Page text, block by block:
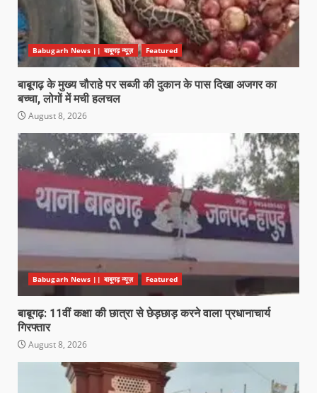
Babugarh News || बाबूगढ़ न्यूज़ Featured
बाबूगढ़ के मुख्य चौराहे पर सब्जी की दुकान के पास दिखा अजगर का
बच्चा, लोगों में मची हलचल
August 8, 2026
Babugarh News || बाबूगढ़ न्यूज़ Featured
बाबूगढ़: 11वीं कक्षा की छात्रा से छेड़छाड़ करने वाला प्रधानाचार्य
गिरफ्तार
August 8, 2026